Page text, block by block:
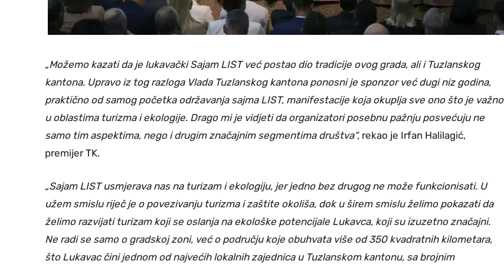
„Možemo kazati da je lukavački Sajam LIST već postao dio tradicije ovog grada, ali i Tuzlanskog
kantona. Upravo iz tog razloga Vlada Tuzlanskog kantona ponosni je sponzor već dugi niz godina,
praktično od samog početka održavanja sajma LIST, manifestacije koja okuplja sve ono što je važno
u oblastima turizma i ekologije. Drago mi je vidjeti da organizatori posebnu pažnju posvećuju ne
samo tim aspektima, nego i drugim značajnim segmentima društva“, rekao je Irfan Halilagić,
premijer TK.
„Sajam LIST usmjerava nas na turizam i ekologiju, jer jedno bez drugog ne može funkcionisati. U
užem smislu riječ je o povezivanju turizma i zaštite okoliša, dok u širem smislu želimo pokazati da
želimo razvijati turizam koji se oslanja na ekološke potencijale Lukavca, koji su izuzetno značajni.
Ne radi se samo o gradskoj zoni, već o području koje obuhvata više od 350 kvadratnih kilometara,
što Lukavac čini jednom od najvećih lokalnih zajednica u Tuzlanskom kantonu, sa brojnim